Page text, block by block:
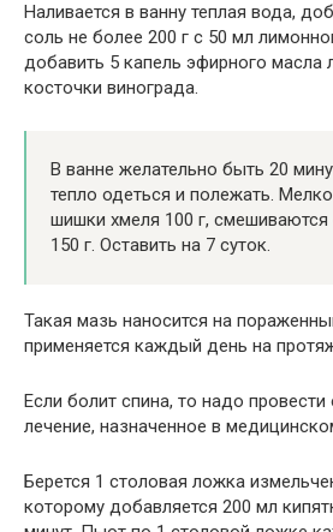
Наливается в ванну теплая вода,
соль не более 200 г с 50 мл
добавить 5 капель эфирного масла
косточки винограда.
В ванне желательно быть 20
тепло одеться и полежать.
шишки хмеля 100 г,
150 г. Оставить на 7 суток.
Такая мазь наносится на
применяется каждый день на
Если болит спина, то надо
лечение, назначенное в
Берется 1 столовая ложка
которому добавляется 200 мл